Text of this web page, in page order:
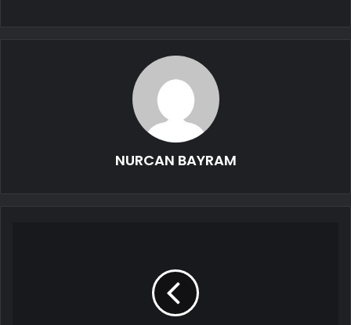
NURCAN BAYRAM